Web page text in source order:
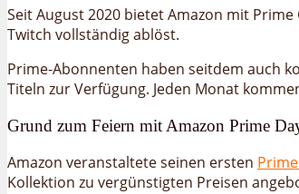
Seit August 2020 bietet Amazon mit
Twitch vollständig ablöst.
Prime-Abonnenten haben seitdem auch
Titeln zur Verfügung. Jeden Monat
Grund zum Feiern mit Amazon Prime
Amazon veranstaltete seinen ersten
Kollektion zu vergünstigten Preisen